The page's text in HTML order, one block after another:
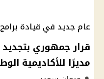
عام جديد في قيادة
قرار جمهوري
مديرًا للأكاديمية